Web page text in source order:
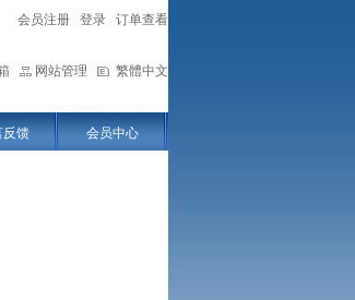
会员注册 登录 订单查看
网站管理 繁體中文
反馈
会员中心